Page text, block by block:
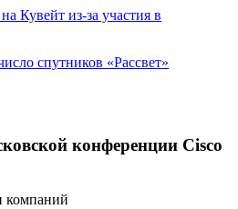
Кувейт из-за участия в
спутников «Рассвет»
конференции Cisco
компаний